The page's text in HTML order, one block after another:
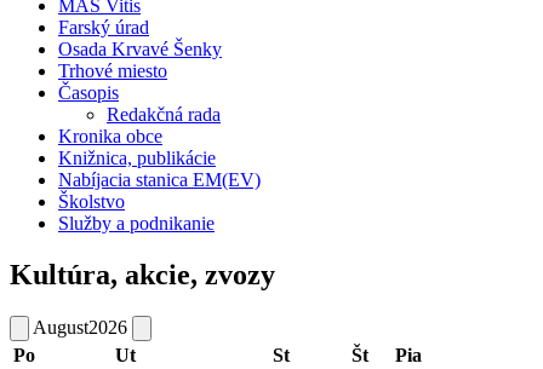
MAS Vitis
Farský úrad
Osada Krvavé Šenky
Trhové miesto
Časopis
Redakčná rada
Kronika obce
Knižnica, publikácie
Nabíjacia stanica EM(EV)
Školstvo
Služby a podnikanie
Kultúra, akcie, zvozy
August2026
Po
Ut St Št Pia